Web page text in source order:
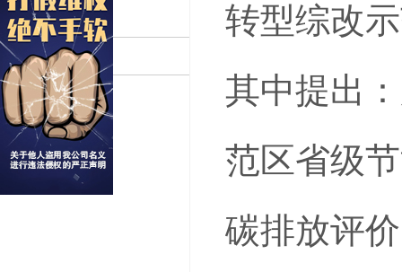
碳相关认证
认证补贴
转型综改
其中提出
范区省级
碳排放评